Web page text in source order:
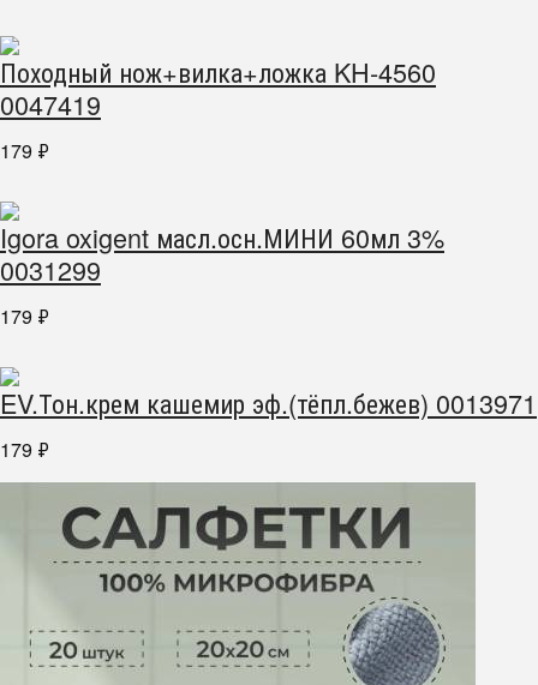
Походный нож+вилка+ложка KH-4560
0047419
179 ₽
Igora oxigent масл.осн.МИНИ 60мл 3%
0031299
179 ₽
EV.Тон.крем кашемир эф.(тёпл.бежев) 0013971
179 ₽